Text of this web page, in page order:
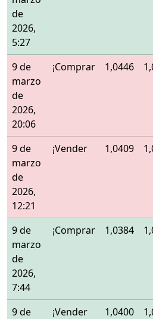
de
2026,
5:27
9 de
marzo
de
2026,
20:06
¡Comprar 1,0446
9 de
marzo
de
2026,
12:21
¡Vender 1,0409
9 de
marzo
de
2026,
7:44
¡Comprar 1,0384
9 de
¡Vender 1,0400